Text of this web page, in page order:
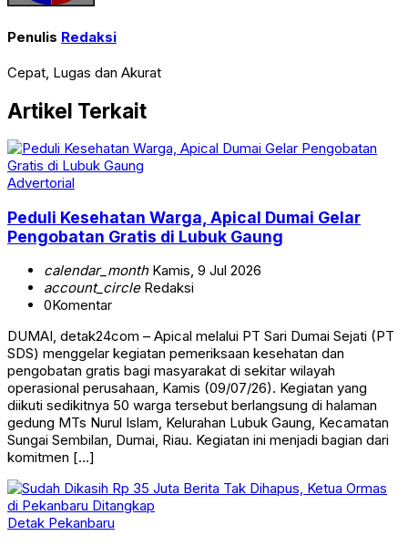
Penulis Redaksi
Cepat, Lugas dan Akurat
Artikel Terkait
Advertorial
Peduli Kesehatan Warga, Apical Dumai Gelar
Pengobatan Gratis di Lubuk Gaung
calendar_monthKamis, 9 Jul 2026
account_circleRedaksi
0Komentar
DUMAI, detak24com – Apical melalui PT Sari Dumai Sejati (PT
SDS) menggelar kegiatan pemeriksaan kesehatan dan
pengobatan gratis bagi masyarakat di sekitar wilayah
operasional perusahaan, Kamis (09/07/26). Kegiatan yang
diikuti sedikitnya 50 warga tersebut berlangsung di halaman
gedung MTs Nurul Islam, Kelurahan Lubuk Gaung, Kecamatan
Sungai Sembilan, Dumai, Riau. Kegiatan ini menjadi bagian dari
komitmen […]
Detak Pekanbaru